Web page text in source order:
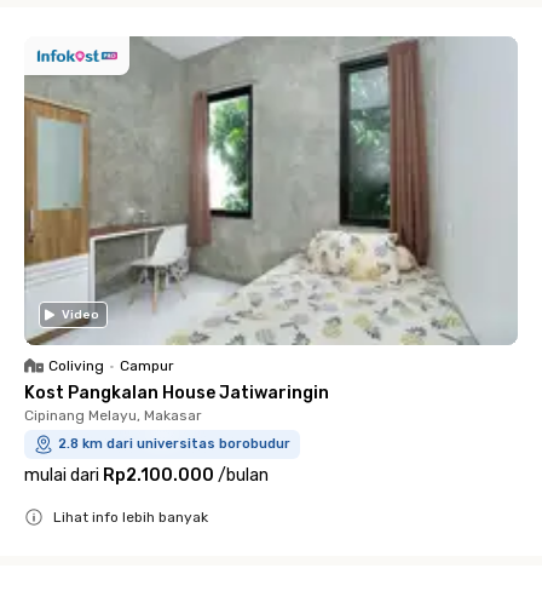
Video
Coliving • Campur
Kost Pangkalan House Jatiwaringin
Cipinang Melayu, Makasar
2.8 km dari universitas borobudur
mulai dari Rp2.100.000 /bulan
Lihat info lebih banyak